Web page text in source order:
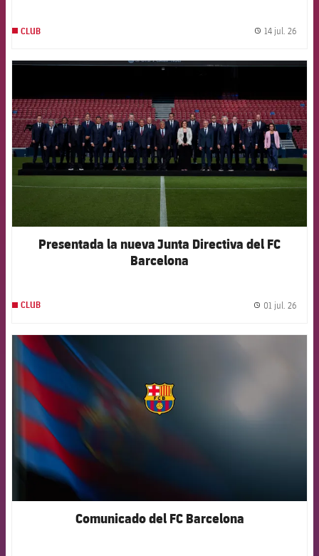
CLUB 14 jul. 26
FCB Barcelona badge
Presentada la nueva Junta Directiva del FC
Barcelona
CLUB 01 jul. 26
Comunicado del FC Barcelona